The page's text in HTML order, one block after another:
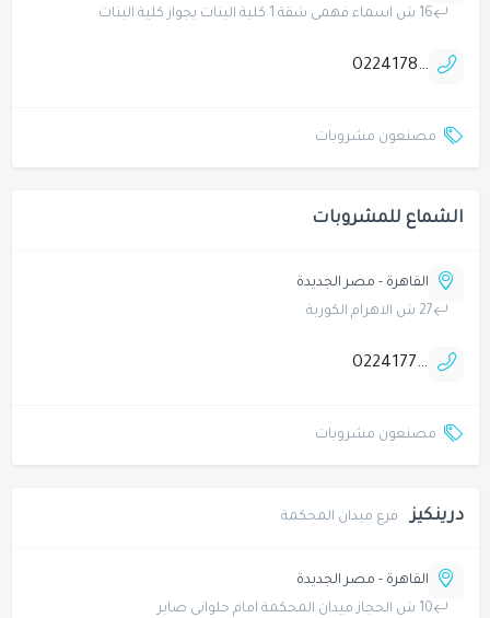
16 ش اسماء فهمى شقة 1 كلية البنات بجوار كلية البنات
0224178541
مصنعون مشروبات
الشماع للمشروبات
القاهرة - مصر الجديدة
27 ش الاهرام الكوربة
0224177962
مصنعون مشروبات
درينكيز فرع ميدان المحكمة
القاهرة - مصر الجديدة
10 ش الحجاز ميدان المحكمة امام حلوانى صابر